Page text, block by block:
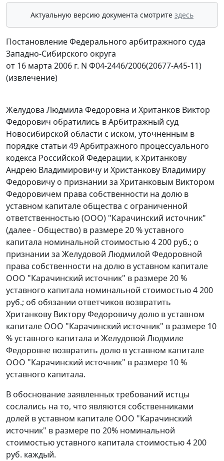
Актуальную версию документа смотрите здесь
Постановление Федерального арбитражного суда
Западно-Сибирского округа
от 16 марта 2006 г. N Ф04-2446/2006(20677-А45-11)
(извлечение)
Желудова Людмила Федоровна и Хританков Виктор
Федорович обратились в Арбитражный суд
Новосибирской области с иском, уточненным в
порядке статьи 49Арбитражного процессуального
кодекса Российской Федерации, к Хританкову
Андрею Владимировичу и Христанкову Владимиру
Федоровичу о признании за Хританковым Виктором
Федоровичем права собственности на долю в
уставном капитале общества с ограниченной
ответственностью (ООО) "Карачинский источник"
(далее - Общество) в размере 20 % уставного
капитала номинальной стоимостью 4 200 руб.; о
признании за Желудовой Людмилой Федоровной
права собственности на долю в уставном капитале
ООО "Карачинский источник" в размере 20 %
уставного капитала номинальной стоимостью 4 200
руб.; об обязании ответчиков возвратить
Хританкову Виктору Федоровичу долю в уставном
капитале ООО "Карачинский источник" в размере 10
% уставного капитала и Желудовой Людмиле
Федоровне возвратить долю в уставном капитале
ООО "Карачинский источник" в размере 10 %
уставного капитала.
В обоснование заявленных требований истцы
сослались на то, что являются собственниками
долей в уставном капитале ООО "Карачинский
источник" в размере по 20% номинальной
стоимостью уставного капитала стоимостью 4 200
руб. каждый.